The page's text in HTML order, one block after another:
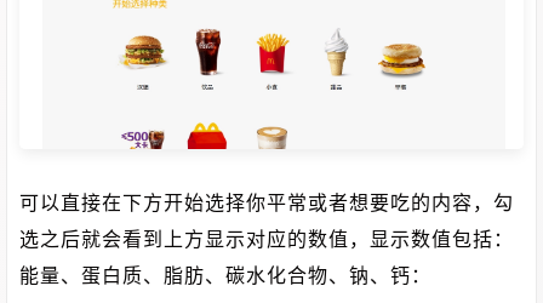
可以直接在下方开始选择你平常或者想要吃的内容，勾
选之后就会看到上方显示对应的数值，显示数值包括：
能量、蛋白质、脂肪、碳水化合物、钠、钙：